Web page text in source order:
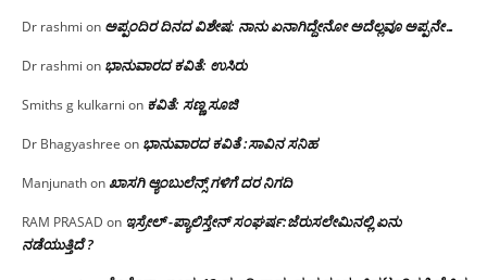
Dr rashmi on ಅಪ್ಪಂದಿರ ದಿನದ ವಿಶೇಷ: ನಾನು ಏನಾಗಿದ್ದೇನೋ‌ ಅದೆಲ್ಲವೂ ಅಪ್ಪನೇ…
Dr rashmi on ಭಾನುವಾರದ ಕವಿತೆ: ಉಸಿರು
Smiths g kulkarni on ಕವಿತೆ: ಸಣ್ಣ ಸೂಜಿ
Dr Bhagyashree on ಭಾನುವಾರದ ಕವಿತೆ :ಸಾವಿನ ಸನಿಹ
Manjunathonಖಾಸಗಿ ಆ್ಯಂಬುಲೆನ್ಸ್ ಗಳಿಗೆ ದರ ನಿಗದಿ
RAM PRASAD on ಇಸ್ರೇಲ್ -ಪ್ಯಾಲಿಸ್ತೇನ್ ಸಂಘರ್ಷ:ಜೆರುಸಲೇಮಿನಲ್ಲಿ ಏನು
ನಡೆಯುತ್ತಿದೆ ?